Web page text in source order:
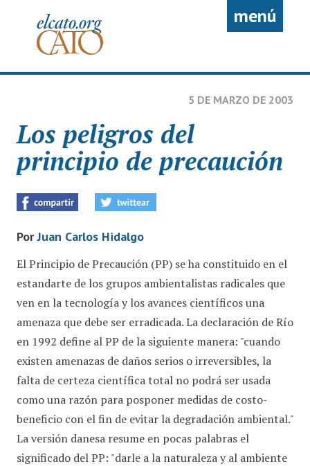
menú
5 DE MARZO DE 2003
Los peligros del
principio de precaución
PorJuan Carlos Hidalgo
El Principio de Precaución (PP) se ha constituido en el
estandarte de los grupos ambientalistas radicales que
ven en la tecnología y los avances científicos una
amenaza que debe ser erradicada. La declaración de Río
en 1992 define al PP de la siguiente manera: "cuando
existen amenazas de daños serios o irreversibles, la
falta de certeza científica total no podrá ser usada
como una razón para posponer medidas de costo-
beneficio con el fin de evitar la degradación ambiental."
La versión danesa resume en pocas palabras el
significado del PP: "darle a la naturaleza y al ambiente